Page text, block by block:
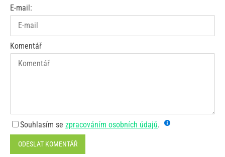
E-mail:
Komentář
Souhlasím se zpracováním osobních údajů.
ODESLAT KOMENTÁŘ